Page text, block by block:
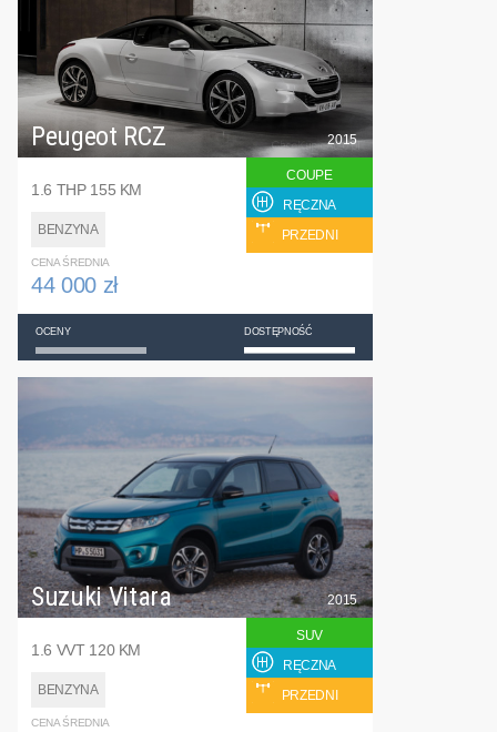
Peugeot RCZ
1.6 THP 155 KM
BENZYNA
2015
COUPE
RĘCZNA
PRZEDNI
CENA ŚREDNIA
44 000 zł
OCENY DOSTĘPNOŚĆ
Suzuki Vitara
1.6 VVT 120 KM
BENZYNA
2015
SUV
RĘCZNA
PRZEDNI
CENA ŚREDNIA